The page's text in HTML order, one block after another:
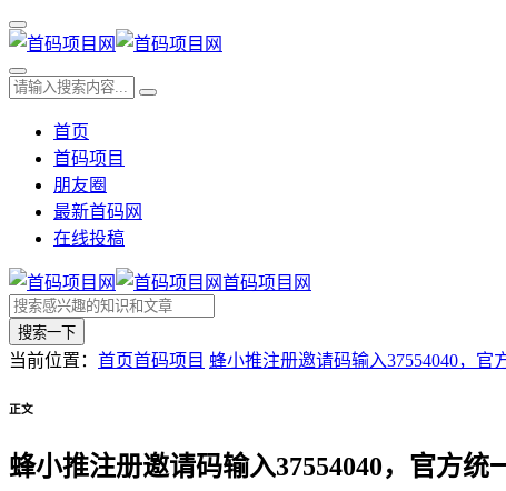
首页
首码项目
朋友圈
最新首码网
在线投稿
首码项目网
搜索一下
当前位置： 首页首码项目 蜂小推注册邀请码输入37554040，官
正文
蜂小推注册邀请码输入37554040，官方统